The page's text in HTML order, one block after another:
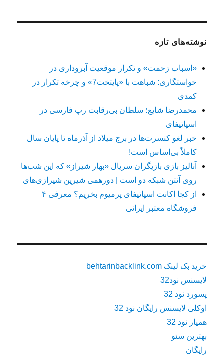
نوشته‌های تازه
«اسباب زحمت» و تکرار موقعیت آبروداری در
خواستگاری: شباهت با «پایتخت7» و چرخه تکرار در
کمدی
محمدرضا شایع؛ سلطان بی‌رقابت رپ فارسی در
اسپاتیفای
خبر لغو کنسرت‌ها در برج میلاد از آذرماه تا پایان سال
کاملاً بی‌اساس است!
آنالیز بازی بازیگران سریال «بهار شیراز» که این شب‌ها
روی آنتن شبکه دو است | دورهمی شیرین شیرازی‌های
از کجا اکانت اسپاتیفای پرمیوم بخریم؟ معرفی ۴
فروشگاه معتبر ایرانی
خرید بک لینک behtarinbacklink.com
لایسنس نود32
پسورد نود 32
اوکلی لایسنس رایگان نود 32
همیار نود 32
بهترین سئو
رایگان